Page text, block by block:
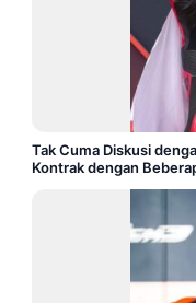
Tak Cuma Diskusi
Kontrak dengan